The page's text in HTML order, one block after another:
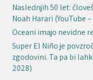
Naslednjih 50 let:
Noah Harari (YouTube
Oceani imajo nevidne
Super El Niño je
zgodovini. Ta pa bi
2028)